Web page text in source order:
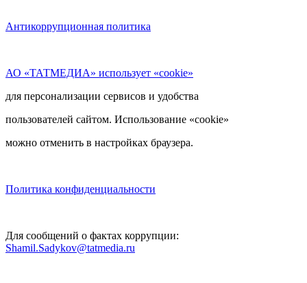
Антикоррупционная политика
АО «ТАТМЕДИА» использует «cookie»
для персонализации сервисов и удобства
пользователей сайтом. Использование «cookie»
можно отменить в настройках браузера.
Политика конфиденциальности
Для сообщений о фактах коррупции:
Shamil.Sadykov@tatmedia.ru